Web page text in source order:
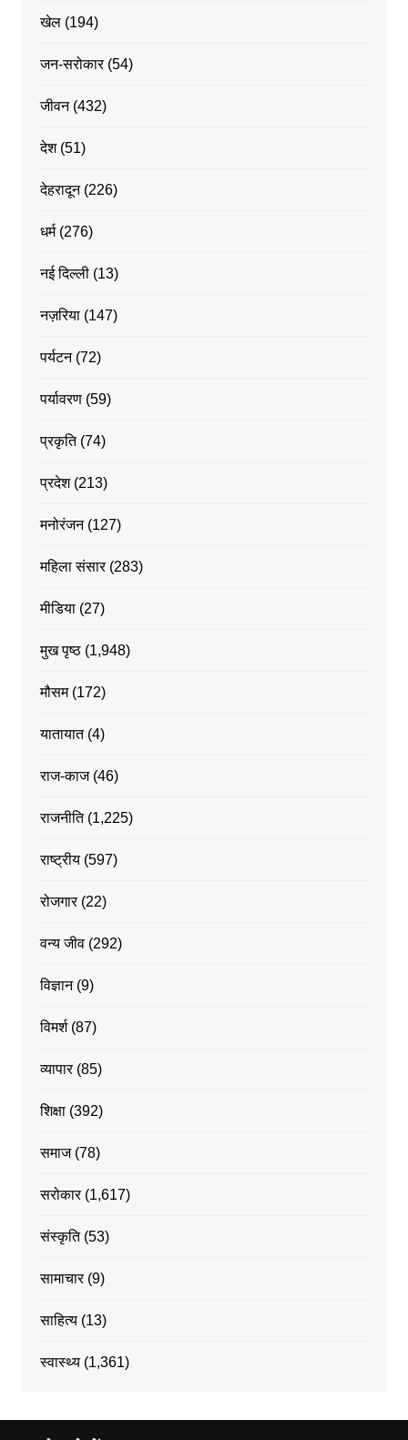
खेल(194)
जन-सरोकार(54)
जीवन(432)
देश(51)
देहरादून(226)
धर्म(276)
नई दिल्ली(13)
नज़रिया(147)
पर्यटन(72)
पर्यावरण(59)
प्रकृति(74)
प्रदेश(213)
मनोरंजन(127)
महिला संसार(283)
मीडिया(27)
मुख पृष्ठ(1,948)
मौसम(172)
यातायात(4)
राज-काज(46)
राजनीति(1,225)
राष्ट्रीय(597)
रोजगार(22)
वन्य जीव(292)
विज्ञान(9)
विमर्श(87)
व्यापार(85)
शिक्षा(392)
समाज(78)
सरोकार(1,617)
संस्कृति(53)
सामाचार(9)
साहित्य(13)
स्वास्थ्य(1,361)